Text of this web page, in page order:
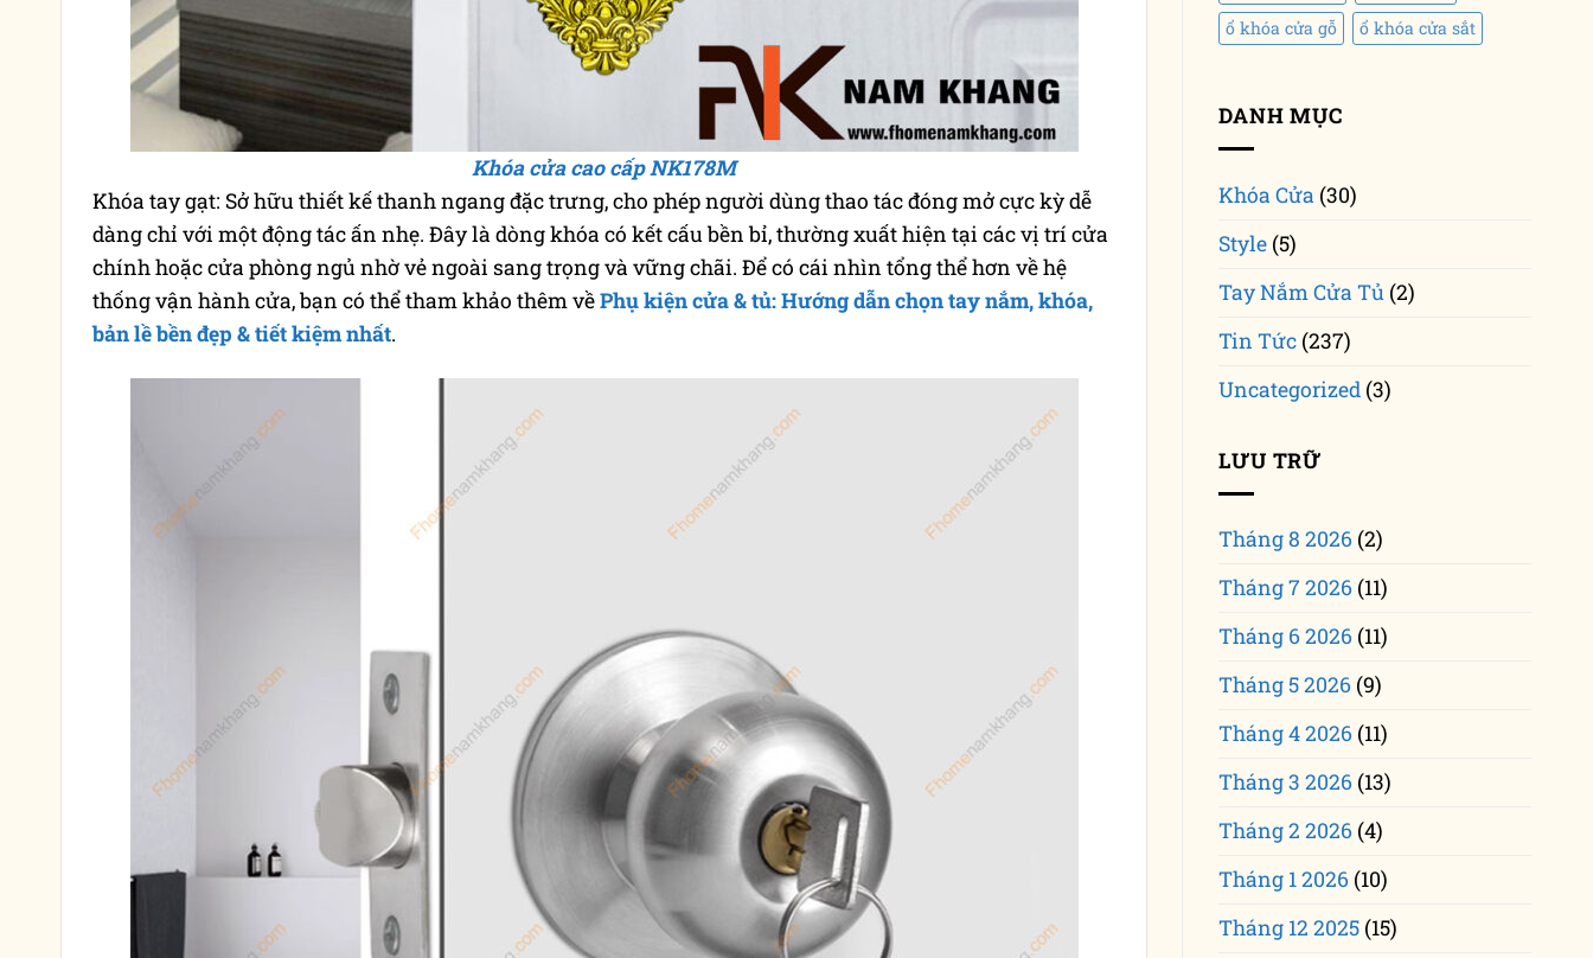
Khóa cửa cao cấp NK178M
Khóa tay gạt: Sở hữu thiết kế thanh ngang đặc trưng, cho phép người dùng thao tác đóng mở cực kỳ dễ
dàng chỉ với một động tác ấn nhẹ. Đây là dòng khóa có kết cấu bền bỉ, thường xuất hiện tại các vị trí cửa
chính hoặc cửa phòng ngủ nhờ vẻ ngoài sang trọng và vững chãi. Để có cái nhìn tổng thể hơn về hệ
thống vận hành cửa, bạn có thể tham khảo thêm vềPhụ kiện cửa & tủ: Hướng dẫn chọn tay nắm, khóa,
bản lề bền đẹp & tiết kiệm nhất.
ổ khóa cửa gỗ
ổ khóa cửa sắt
DANH MỤC
Khóa Cửa (30)
Style (5)
Tay Nắm Cửa Tủ (2)
Tin Tức (237)
Uncategorized (3)
LƯU TRỮ
Tháng 8 2026 (2)
Tháng 7 2026 (11)
Tháng 6 2026 (11)
Tháng 5 2026 (9)
Tháng 4 2026 (11)
Tháng 3 2026 (13)
Tháng 2 2026 (4)
Tháng 1 2026 (10)
Tháng 12 2025 (15)